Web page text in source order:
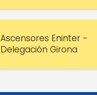
Ascensores Eninter -
Delegación Girona